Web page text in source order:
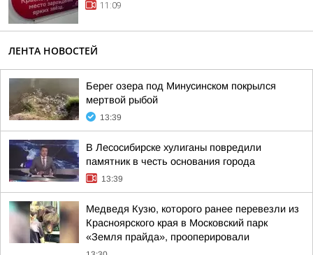
11:09
ЛЕНТА НОВОСТЕЙ
Берег озера под Минусинском покрылся
мертвой рыбой
13:39
В Лесосибирске хулиганы повредили
памятник в честь основания города
13:39
Медведя Кузю, которого ранее перевезли из
Красноярского края в Московский парк
«Земля прайда», прооперировали